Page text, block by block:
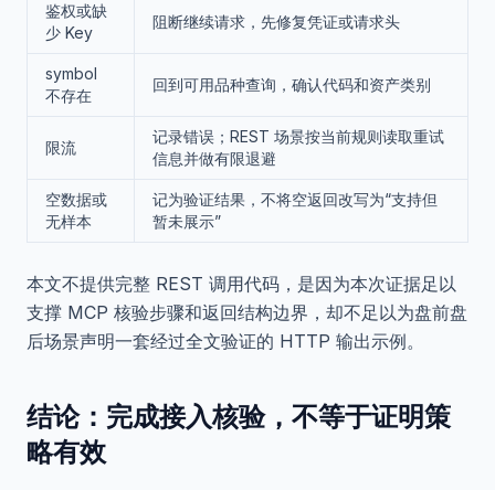
鉴权或缺
少 Key
阻断继续请求，先修复凭证或请求头
symbol
不存在
回到可用品种查询，确认代码和资产类别
限流
记录错误；REST 场景按当前规则读取重试
信息并做有限退避
空数据或
无样本
记为验证结果，不将空返回改写为“支持但
暂未展示”
本文不提供完整 REST 调用代码，是因为本次证据足以
支撑 MCP 核验步骤和返回结构边界，却不足以为盘前盘
后场景声明一套经过全文验证的 HTTP 输出示例。
结论：完成接入核验，不等于证明策
略有效